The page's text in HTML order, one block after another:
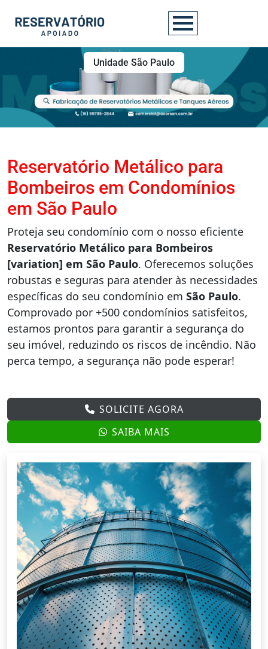
Unidade São Paulo
Reservatório Metálico para
Bombeiros em Condomínios
em São Paulo
Proteja seu condomínio com o nosso eficiente
Reservatório Metálico para Bombeiros
[variation] em São Paulo. Oferecemos soluções
robustas e seguras para atender às necessidades
específicas do seu condomínio em São Paulo.
Comprovado por +500 condomínios satisfeitos,
estamos prontos para garantir a segurança do
seu imóvel, reduzindo os riscos de incêndio. Não
perca tempo, a segurança não pode esperar!
SOLICITE AGORA
SAIBA MAIS